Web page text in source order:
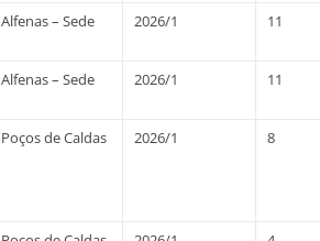
Alfenas – Sede 2026/1 11
Alfenas – Sede 2026/1 11
Poços de Caldas 2026/1 8